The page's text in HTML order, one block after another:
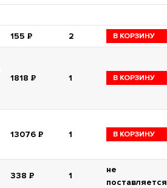
155 Р 2 В КОРЗИНУ
1818 Р 1 В КОРЗИНУ
13076 Р 1 В КОРЗИНУ
338 Р 1
не
поставляется